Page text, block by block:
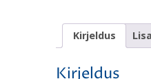
Kirjeldus
Kirjeldus